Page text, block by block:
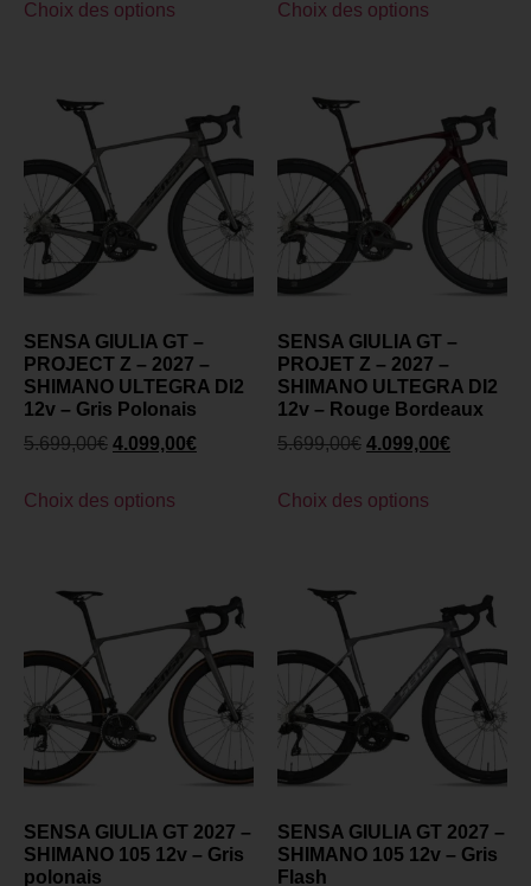
Choix des options Choix des options
SENSA GIULIA GT –
PROJECT Z – 2027 –
SHIMANO ULTEGRA DI2
12v – Gris Polonais
5.699,00€ 4.099,00€
Choix des options
SENSA GIULIA GT –
PROJET Z – 2027 –
SHIMANO ULTEGRA DI2
12v – Rouge Bordeaux
5.699,00€ 4.099,00€
Choix des options
SENSA GIULIA GT 2027 –
SHIMANO 105 12v – Gris
polonais
SENSA GIULIA GT 2027 –
SHIMANO 105 12v – Gris
Flash